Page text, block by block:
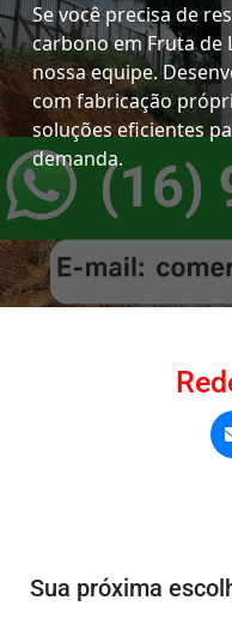
Se você precisa de
carbono em Fruta de
nossa equipe.
com fabricação
soluções eficientes
demanda.
Sua próxima